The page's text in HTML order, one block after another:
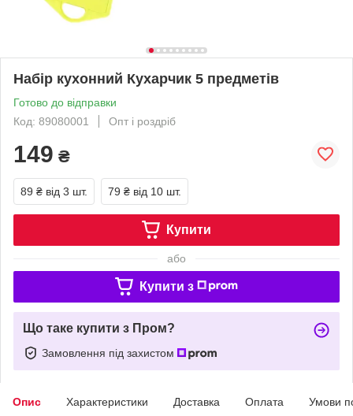
Набір кухонний Кухарчик 5 предметів
Готово до відправки
Код: 89080001
Опт і роздріб
149 ₴
89 ₴ від 3 шт. 79 ₴ від 10 шт.
Купити
або
Купити з
Що таке купити з Пром?
Замовлення під захистом
Опис Характеристики Доставка Оплата Умови